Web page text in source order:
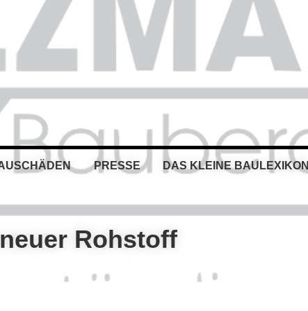
PRESSE DAS KLEINE BAULEXIKON
Rohstoff